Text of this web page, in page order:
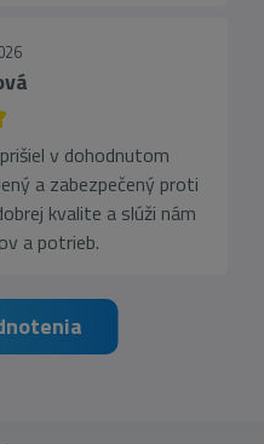
v dohodnutom
a zabezpečený proti
kvalite a slúži nám
a potrieb.